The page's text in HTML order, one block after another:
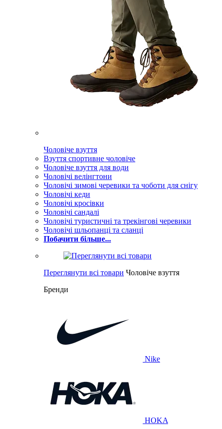
Чоловіче взуття
Взуття спортивне чоловіче
Чоловіче взуття для води
Чоловічі велінгтони
Чоловічі зимові черевики та чоботи для снігу
Чоловічі кеди
Чоловічі кросівки
Чоловічі сандалі
Чоловічі туристичні та трекінгові черевики
Чоловічі шльопанці та сланці
Побачити більше...
Переглянути всі товари Чоловіче взуття
Бренди
Nike
HOKA